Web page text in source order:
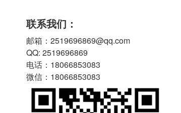
联系我们：
邮箱：2519696869@qq.com
QQ: 2519696869
电话：18066853083
微信：18066853083